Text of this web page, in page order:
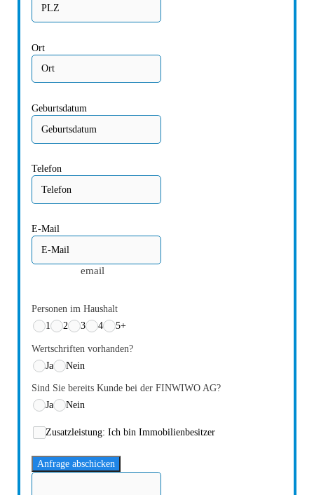
Ort
Geburtsdatum
Telefon
E-Mail
email
Personen im Haushalt
1
2 3 4 5+
Wertschriften vorhanden?
Ja
Nein
Sind Sie bereits Kunde bei der FINWIWO AG?
Ja
Nein
Zusatzleistung: Ich bin Immobilienbesitzer
Anfrage abschicken